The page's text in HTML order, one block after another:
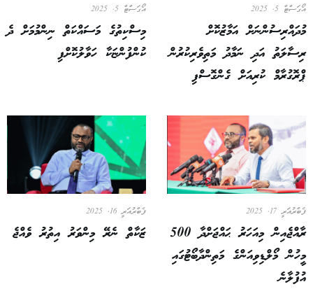
އޯގަސްޓް 5, 2025
މުދައްރިސުންނަށް އަމާޒުކޮށް
ރިސާލަތު އަދި ނަމާދު މަތިވެރިކުރުން
ޕްރޮގުރާމް ކުރިއަށް ގެންގޮސްފި
އޯގަސްޓް 5, 2025
މިސްކިތުގެ މަސައްކަތް ނިންމުމަށް ދެ
ކުންފުންޏަކާ ހަވާލުކޮށްފި
ފެބްރުއަރީ 17, 2025
ރާއްޖެއިން މިއަހަރު ޙައްޖަށްދާ 500
މީހުން މޯލްޑިވިއަންގެ މަތިންދާބޯޓުގައި
އުފުލާނެ
ފެބްރުއަރީ 16, 2025
ޒަކާތް ނެރޭ މިންވަރު އިތުރު ވެއްޖެ